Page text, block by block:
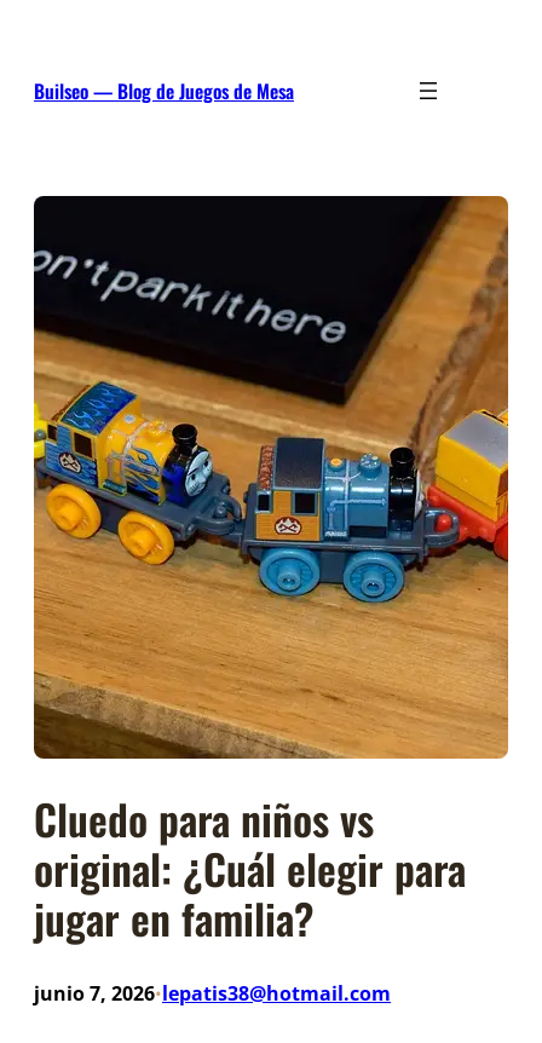
Builseo — Blog de Juegos de Mesa
Cluedo para niños vs
original: ¿Cuál elegir para
jugar en familia?
junio 7, 2026•lepatis38@hotmail.com